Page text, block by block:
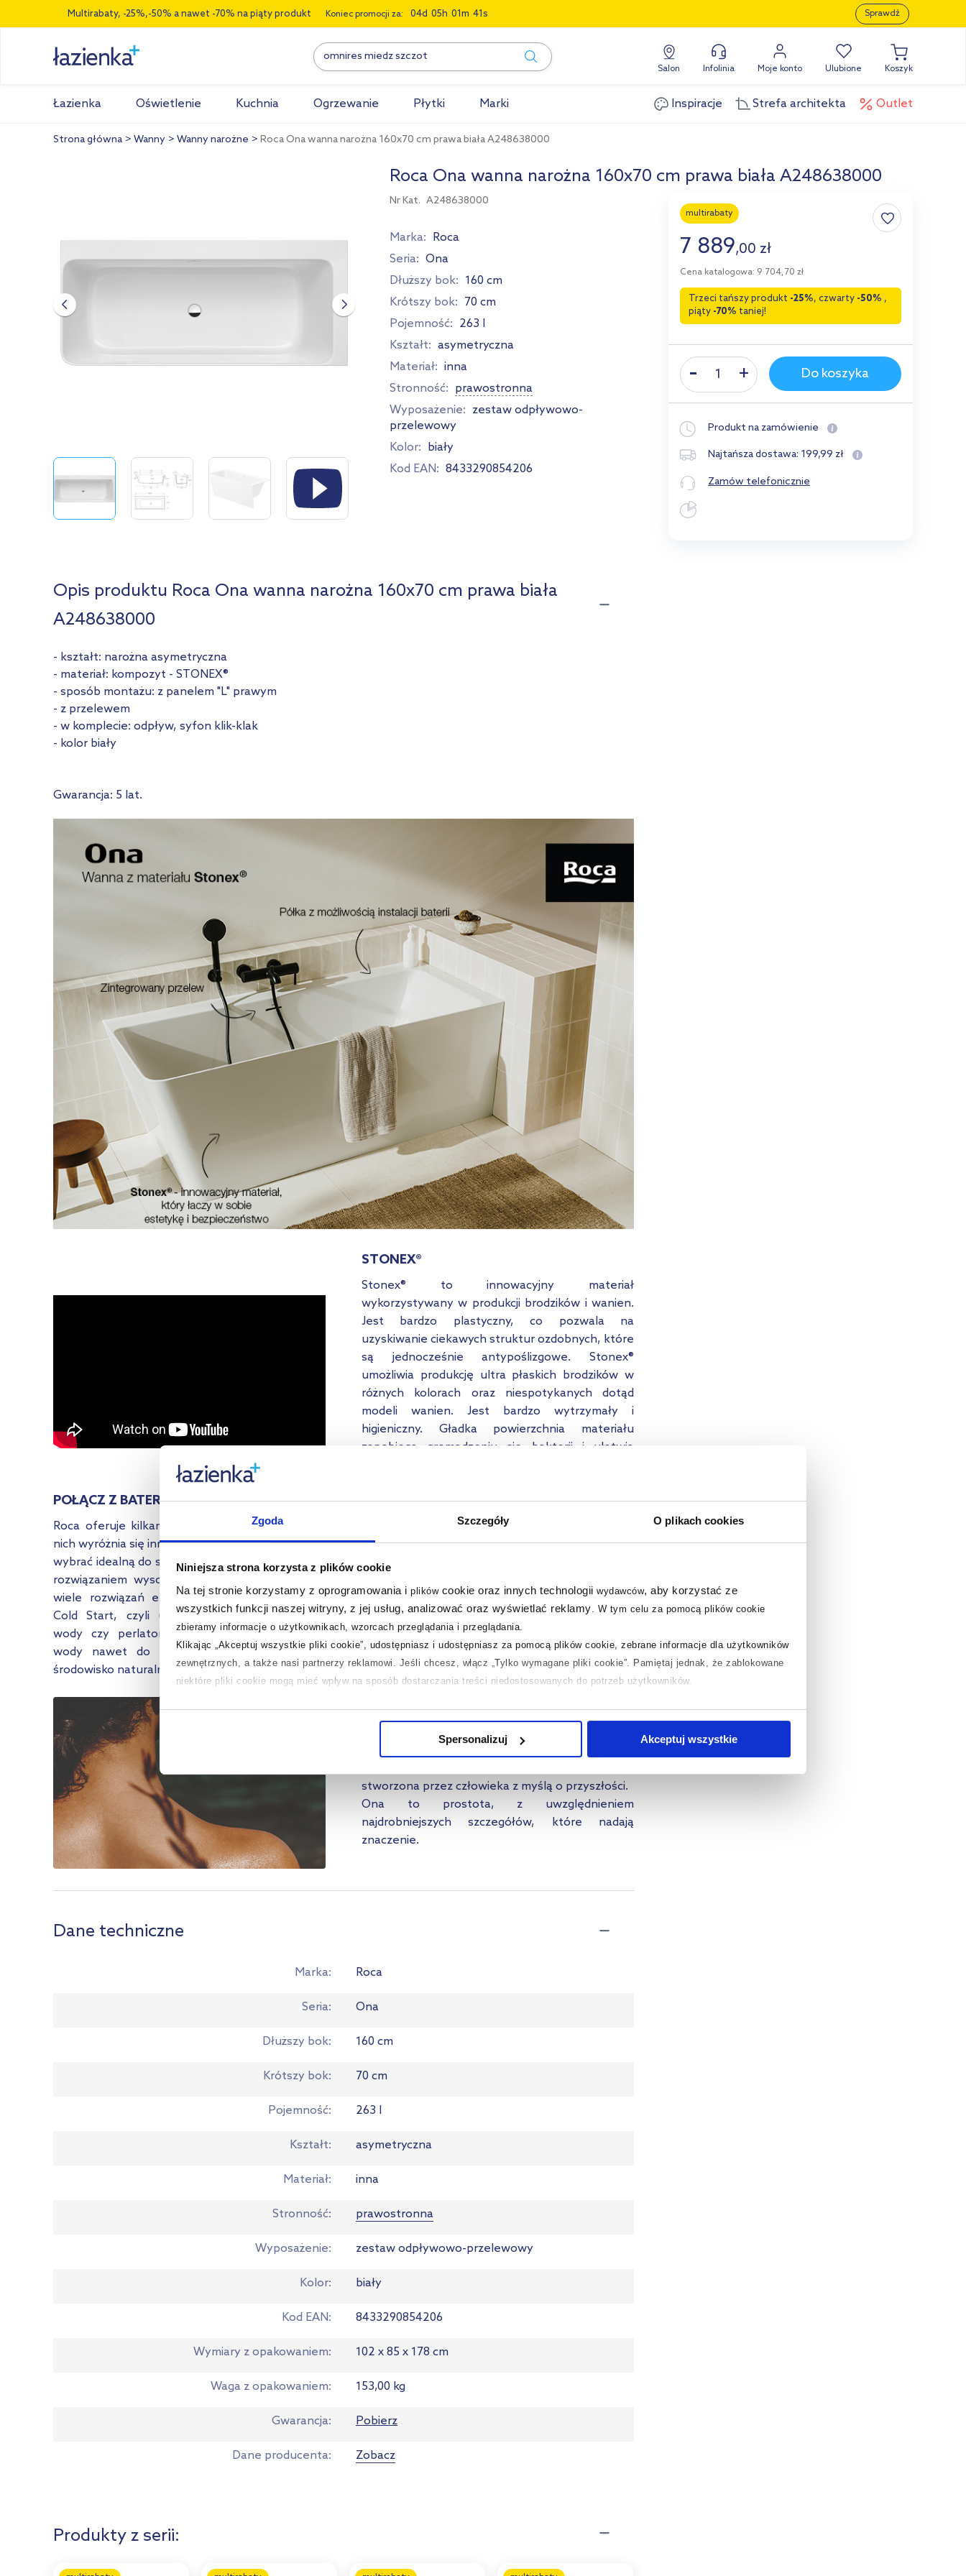
Zgoda Szczegóły O plikach cookies
Niniejsza strona korzysta z plików cookie
Na tej stronie korzystamy z oprogramowania i plikówcookie oraz innych technologii wydawców, aby korzystać ze
wszystkich funkcji naszej witryny, z jej usług, analizować oraz wyświetlać reklamy
W tym celu za pomocą plików cookie
zbieramy informacje o użytkownikach, wzorcach przeglądania i przeglądania.
Klikając „Akceptuj wszystkie pliki cookie”, udostępniasz i udostępniasz za pomocą plików cookie, zebrane informacje dla użytkowników
zewnętrznych, a także nasi partnerzy reklamowi. Jeśli chcesz, włącz „Tylko wymagane pliki cookie”. Pamiętaj jednak, że zablokowane
niektóre pliki cookie mogą mieć wpływ na sposób dostarczania treści niedostosowanych do potrzeb użytkowników.
na temat plików cookie i tego, dlaczego ich przepisy, przejdź do zakładek „Informacje o plikach cookie”.
Spersonalizuj Akceptuj wszystkie
Multirabaty, -25%,-50% a nawet -70% na piąty produkt Koniec promocji za: 04 05 01 40 Sprawdź
Salon Infolinia Moje konto Ulubione Koszyk
Łazienka Oświetlenie Kuchnia Ogrzewanie Płytki Marki Inspiracje Strefa architekta Outlet
Strona główna Wanny Wanny narożne Roca Ona wanna narożna 160x70 cm prawa biała A248638000
Roca Ona wanna narożna 160x70 cm prawa biała A248638000
Nr Kat. A248638000
Marka: Roca
Seria: Ona
Dłuższy bok: 160 cm
Krótszy bok: 70 cm
Pojemność: 263 l
Kształt: asymetryczna
Materiał: inna
Stronność: prawostronna
Wyposażenie: zestaw odpływowo-
przelewowy
Kolor: biały
Kod EAN: 8433290854206
multirabaty
7 889,00 zł
Cena katalogowa: 9 704,70 zł
Trzeci tańszy produkt -25%, czwarty -50% ,
piąty -70% taniej!
Do koszyka
Produkt na zamówienie
Najtańsza dostawa: 199,99 zł
Zamów telefonicznie
Opis produktu Roca Ona wanna narożna 160x70 cm prawa biała
A248638000
- kształt: narożna asymetryczna
- materiał: kompozyt - STONEX®
- sposób montażu: z panelem "L" prawym
- z przelewem
- w komplecie: odpływ, syfon klik-klak
- kolor biały
Gwarancja: 5 lat.
STONEX®
Stonex® to innowacyjny materiał
wykorzystywany w produkcji brodzików i wanien.
Jest bardzo plastyczny, co pozwala na
uzyskiwanie ciekawych struktur ozdobnych, które
są jednocześnie antypoślizgowe. Stonex®
umożliwia produkcję ultra płaskich brodzików w
różnych kolorach oraz niespotykanych dotąd
modeli wanien. Jest bardzo wytrzymały i
higieniczny. Gładka powierzchnia materiału
zapobiega gromadzeniu się bakterii i ułatwia
POŁĄCZ Z BATERIAMI ROCA!
Roca oferuje kilkanaście kolekcji baterii. Każda z
nich wyróżnia się innym wzornictwem. Można więc
wybrać idealną do swojej łazienki. Baterie Roca są
rozwiązaniem wysokiej jakości na lata i oferują
wiele rozwiązań ekologicznych jak: technologia
Cold Start, czyli uruchomienie zawsze zimnej
wody czy perlatory, które ograniczają zużycie
wody nawet do 1,3 l wody na min. Szanuj
środowisko naturalne z bateriami Roca.
ONA
stworzona przez człowieka z myślą o przyszłości.
Ona to prostota, z uwzględnieniem
najdrobniejszych szczegółów, które nadają
znaczenie.
Dane techniczne
Marka Roca
Seria Ona
Dłuższy bok 160 cm
Krótszy bok 70 cm
Pojemność 263 l
Kształt asymetryczna
Materiał inna
Stronność prawostronna
Wyposażenie zestaw odpływowo-przelewowy
Kolor biały
Kod EAN 8433290854206
Wymiary z opakowaniem 102 x 85 x 178 cm
Waga z opakowaniem 153,00 kg
Gwarancja Pobierz
Dane producenta Zobacz
Produkty z serii: